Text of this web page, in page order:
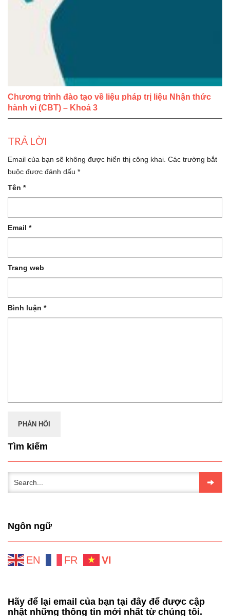
Chương trình đào tạo về liệu pháp trị liệu Nhận thức
hành vi (CBT) – Khoá 3
TRẢ LỜI
Email của bạn sẽ không được hiển thị công khai. Các trường bắt
buộc được đánh dấu *
Tên *
Email *
Trang web
Bình luận *
Tìm kiếm
Ngôn ngữ
EN FR VI
Hãy để lại email của bạn tại đây để được cập
nhật những thông tin mới nhất từ chúng tôi.